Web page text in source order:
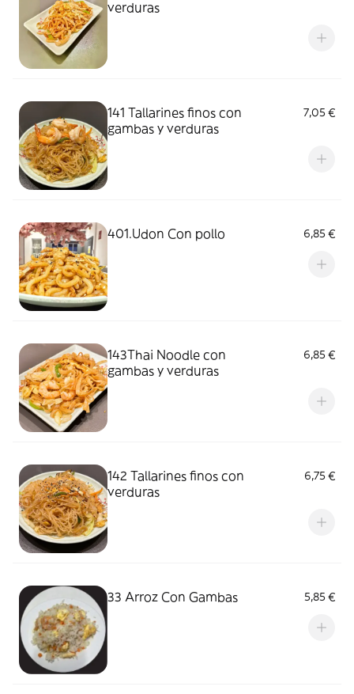
verduras
141 Tallarines finos con
gambas y verduras
7,05 €
401.Udon Con pollo 6,85 €
143Thai Noodle con
gambas y verduras
6,85 €
142 Tallarines finos con
verduras
6,75 €
33 Arroz Con Gambas 5,85 €